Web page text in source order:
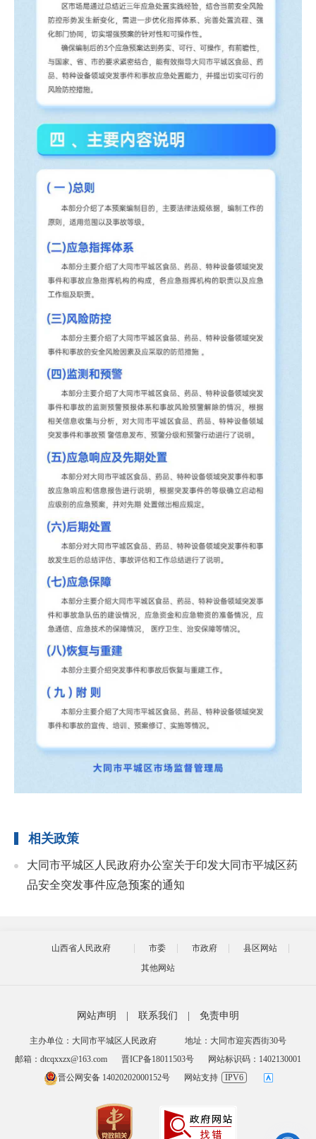
相关政策
大同市平城区人民政府办公室关于印发大同市平城区药
品安全突发事件应急预案的通知
山西省人民政府 市委 市政府
县区网站
其他网站
网站声明 | 联系我们 | 免责申明
主办单位：大同市平城区人民政府
地址：大同市迎宾西街30号
邮箱：dtcqxxzx@163.com
晋ICP备18011503号
网站标识码：1402130001
晋公网安备 14020202000152号
网站支持 IPV6